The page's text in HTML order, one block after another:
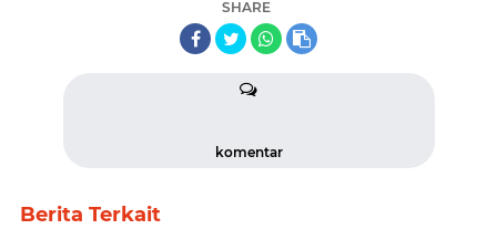
SHARE
komentar
Berita Terkait